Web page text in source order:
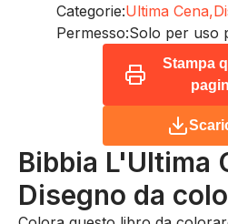
Categorie:Ultima Cena,
Permesso:Solo per uso
Stampa
Bibbia L'Ultima
Disegno da